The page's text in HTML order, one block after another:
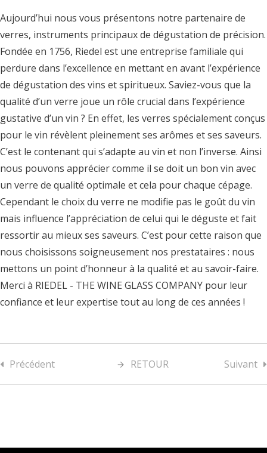
Aujourd’hui nous vous présentons notre partenaire de
verres, instruments principaux de dégustation de précision.
Fondée en 1756, Riedel est une entreprise familiale qui
perdure dans l’excellence en mettant en avant l’expérience
de dégustation des vins et spiritueux. Saviez-vous que la
qualité d’un verre joue un rôle crucial dans l’expérience
gustative d’un vin ? En effet, les verres spécialement conçus
pour le vin révèlent pleinement ses arômes et ses saveurs.
C’est le contenant qui s’adapte au vin et non l’inverse. Ainsi
nous pouvons apprécier comme il se doit un bon vin avec
un verre de qualité optimale et cela pour chaque cépage.
Cependant le choix du verre ne modifie pas le goût du vin
mais influence l’appréciation de celui qui le déguste et fait
ressortir au mieux ses saveurs. C’est pour cette raison que
nous choisissons soigneusement nos prestataires : nous
mettons un point d’honneur à la qualité et au savoir-faire.
Merci à RIEDEL - THE WINE GLASS COMPANY pour leur
confiance et leur expertise tout au long de ces années !
Précédent RETOUR Suivant